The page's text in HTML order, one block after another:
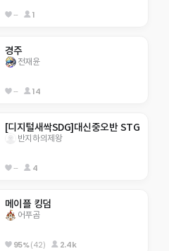
-- 1
경주
전재윤
-- 14
[디지털새싹SDG]대신중오반 STG
반지하의제왕
-- 4
메이플 킹덤
어푸곰
95%(42) 2.4k